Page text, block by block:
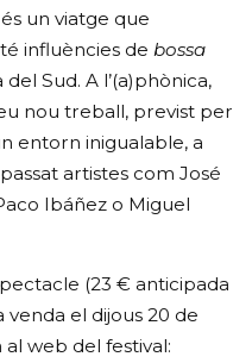
un viatge que
influències de bossa
Sud. A l’(a)phònica,
nou treball, previst per
entorn inigualable, a
artistes com José
Ibáñez o Miguel
(23 € anticipada
venda el dijous 20 de
web del festival: